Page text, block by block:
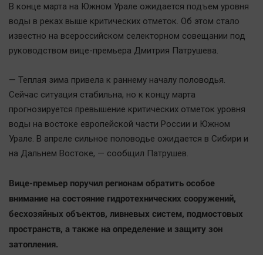
Политика
Экономика
Культура
Курилка
Мнения
Отраслевые темы
Hедвижимость
Образование
Автомобили
В конце марта на Южном Урале ожидается подъем уровня
воды в реках выше критических отметок. Об этом стало
известно на всероссийском селекторном совещании под
руководством вице-премьера Дмитрия Патрушева.
— Теплая зима привела к раннему началу половодья.
Сейчас ситуация стабильна, но к концу марта
прогнозируется превышение критических отметок уровня
воды на востоке европейской части России и Южном
Урале. В апреле сильное половодье ожидается в Сибири и
на Дальнем Востоке, — сообщил Патрушев.
Вице-премьер поручил регионам обратить особое
внимание на состояние гидротехнических сооружений,
бесхозяйных объектов, ливневых систем, подмостовых
пространств, а также на определение и защиту зон
затопления.